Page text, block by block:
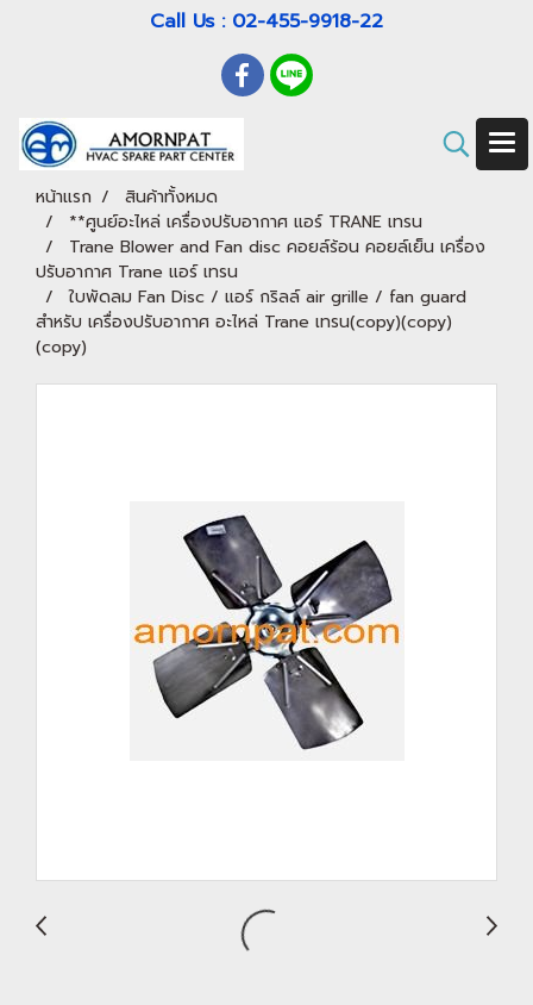
Call Us : 02-455-9918-22
หน้าแรก
สินค้าทั้งหมด
**ศูนย์อะไหล่ เครื่องปรับอากาศ แอร์ TRANE เทรน
Trane Blower and Fan disc คอยล์ร้อน คอยล์เย็น เครื่อง
ปรับอากาศ Trane แอร์ เทรน
ใบพัดลม Fan Disc / แอร์ กริลล์ air grille / fan guard
สำหรับ เครื่องปรับอากาศ อะไหล่ Trane เทรน(copy)(copy)
(copy)